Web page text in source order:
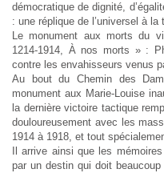
démocratique de dignité,
: une réplique de l’universel à la
Le monument aux morts du
1214-1914, À nos morts » :
contre les envahisseurs venus
Au bout du Chemin des
monument aux Marie-Louise
la dernière victoire tactique
douloureusement avec les
1914 à 1918, et tout
Il arrive ainsi que les
par un destin qui doit